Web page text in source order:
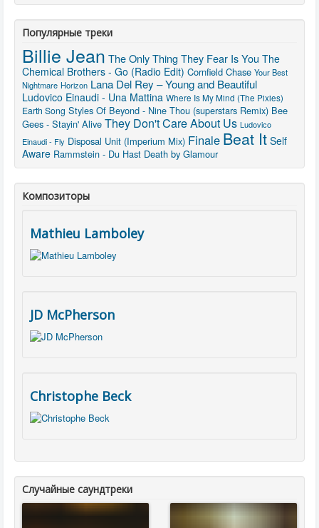
Популярные треки
Billie Jean The Only Thing They Fear Is You The
Chemical Brothers - Go (Radio Edit) Cornfield Chase Your Best
Nightmare Horizon Lana Del Rey – Young and Beautiful
Ludovico Einaudi - Una Mattina Where Is My Mind (The Pixies)
Earth Song Styles Of Beyond - Nine Thou (superstars Remix) Bee
Gees - Stayin' Alive They Don't Care About Us Ludovico
Einaudi - Fly Disposal Unit (Imperium Mix) Finale Beat It Self
Aware Rammstein - Du Hast Death by Glamour
Композиторы
Mathieu Lamboley
JD McPherson
Christophe Beck
Случайные саундтреки